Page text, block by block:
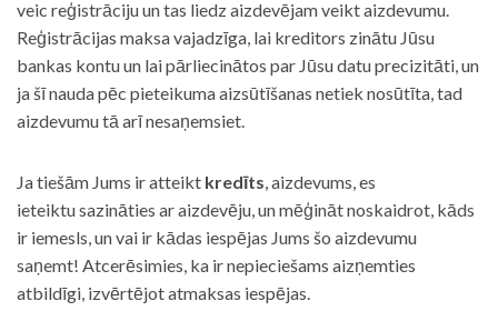
veic reģistrāciju un tas liedz aizdevējam veikt aizdevumu.
Reģistrācijas maksa vajadzīga, lai kreditors zinātu Jūsu
bankas kontu un lai pārliecinātos par Jūsu datu precizitāti, un
ja šī nauda pēc pieteikuma aizsūtīšanas netiek nosūtīta, tad
aizdevumu tā arī nesaņemsiet.
Ja tiešām Jums ir atteikt kredīts, aizdevums, es
ieteiktu sazināties ar aizdevēju, un mēģināt noskaidrot, kāds
ir iemesls, un vai ir kādas iespējas Jums šo aizdevumu
saņemt! Atcerēsimies, ka ir nepieciešams aizņemties
atbildīgi, izvērtējot atmaksas iespējas.